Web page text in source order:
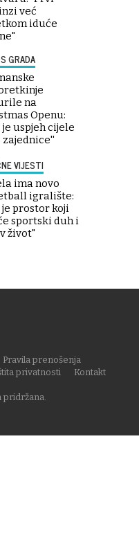
već
iduće
GRADA
na
Openu:
je uspjeh cijele
zajednice''
VIJESTI
ima novo
igralište:
je prostor koji
sportski duh i
život"
pridržana.
Pravila prenošenja
privatnosti
Kontakt